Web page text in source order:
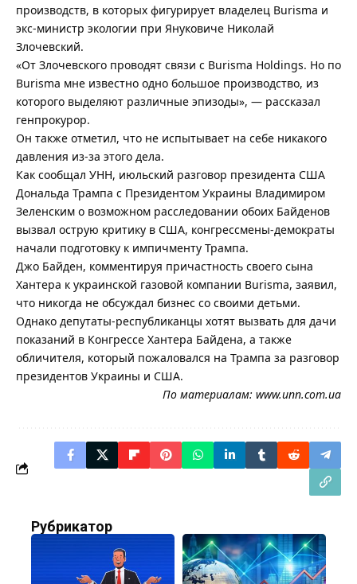
производств, в которых фигурирует владелец Burisma и
экс-министр экологии при Януковиче Николай
Злочевский.
«От Злочевского проводят связи с Burisma Holdings. Но по
Burisma мне известно одно большое производство, из
которого выделяют различные эпизоды», — рассказал
генпрокурор.
Он также отметил, что не испытывает на себе никакого
давления из-за этого дела.
Как сообщал УНН, июльский разговор президента США
Дональда Трампа с Президентом Украины Владимиром
Зеленским о возможном расследовании обоих Байденов
вызвал острую критику в США, конгрессмены-демократы
начали подготовку к импичменту Трампа.
Джо Байден, комментируя причастность своего сына
Хантера к украинской газовой компании Burisma, заявил,
что никогда не обсуждал бизнес со своими детьми.
Однако депутаты-республиканцы хотят вызвать для дачи
показаний в Конгрессе Хантера Байдена, а также
обличителя, который пожаловался на Трампа за разговор
президентов Украины и США.
По материалам: www.unn.com.ua
Рубрикатор